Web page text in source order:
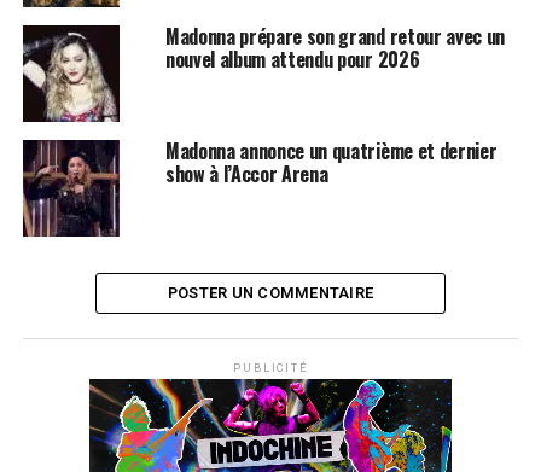
Madonna prépare son grand retour avec un
nouvel album attendu pour 2026
Madonna annonce un quatrième et dernier
show à l’Accor Arena
POSTER UN COMMENTAIRE
PUBLICITÉ